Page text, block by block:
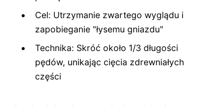
Cel: Utrzymanie zwartego wyglądu i
zapobieganie "łysemu gniazdu"
Technika: Skróć około 1/3 długości
pędów, unikając cięcia zdrewniałych
części